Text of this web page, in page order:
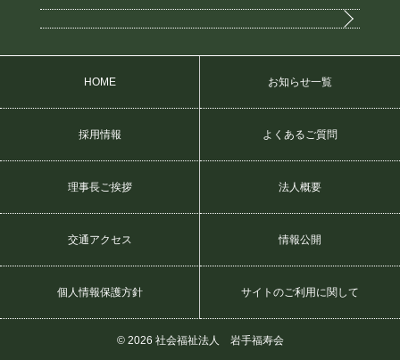
HOME お知らせ一覧
採用情報 よくあるご質問
理事長ご挨拶 法人概要
交通アクセス 情報公開
個人情報保護方針 サイトのご利用に関して
© 2026 社会福祉法人 岩手福寿会